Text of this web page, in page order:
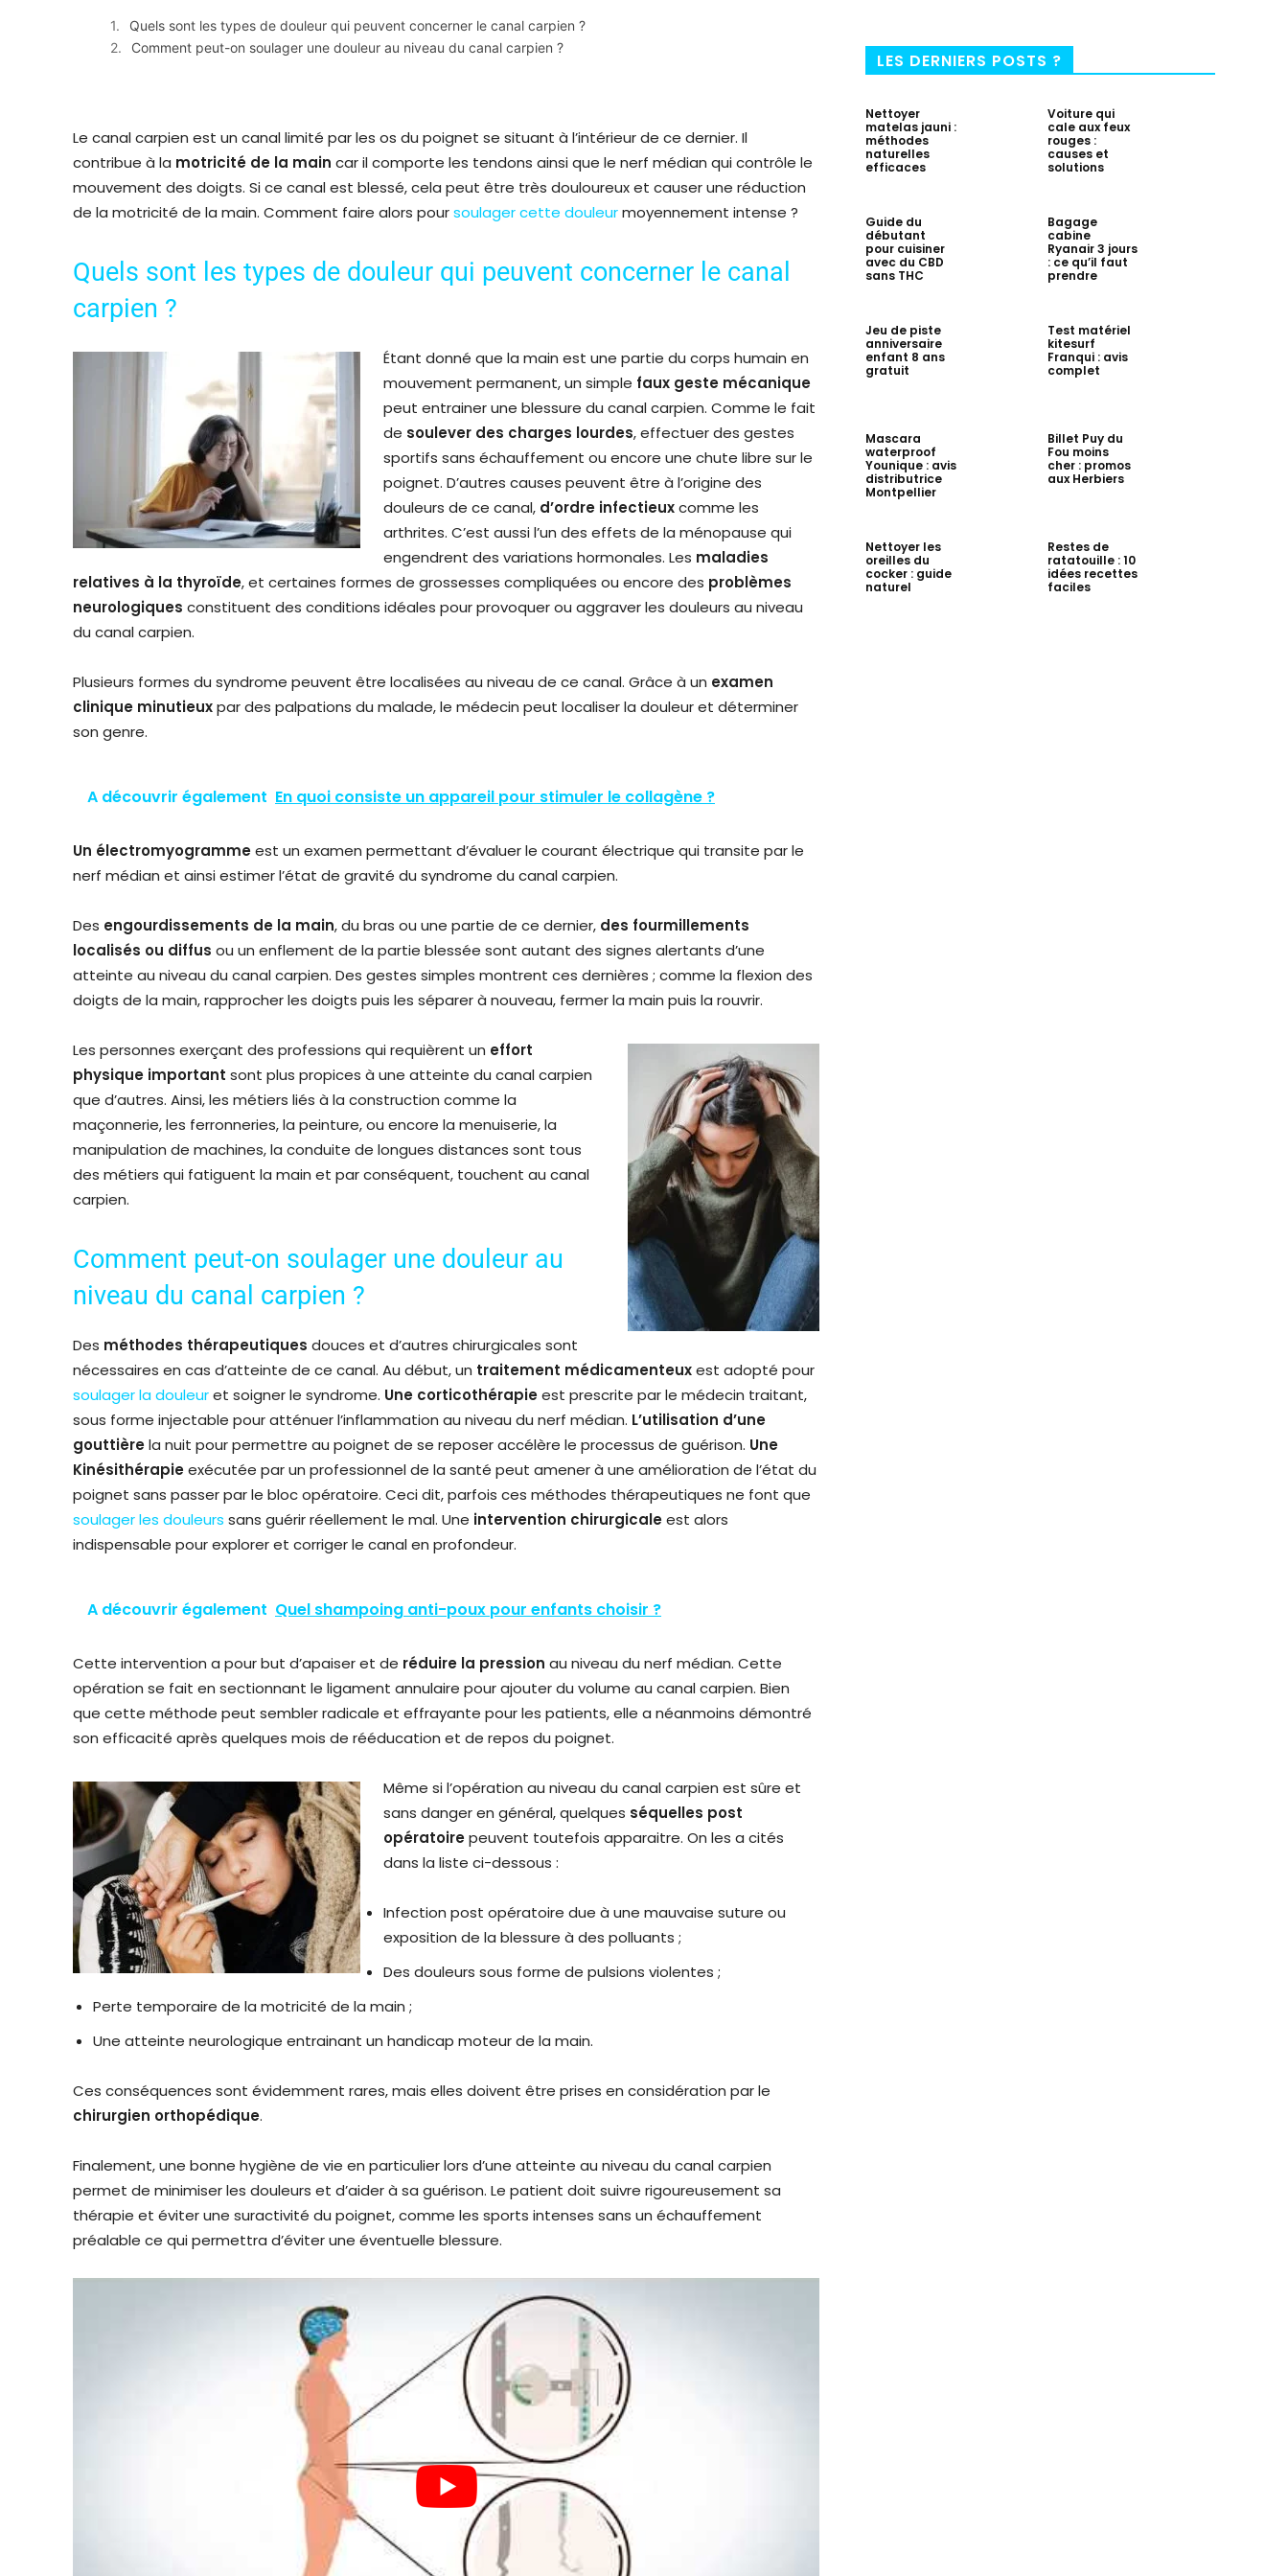
Quels sont les types de douleur qui peuvent concerner le canal carpien ?
Comment peut-on soulager une douleur au niveau du canal carpien ?
Le canal carpien est un canal limité par les os du poignet se situant à l’intérieur de ce dernier. Il
contribue à la motricité de la main car il comporte les tendons ainsi que le nerf médian qui contrôle le
mouvement des doigts. Si ce canal est blessé, cela peut être très douloureux et causer une réduction
de la motricité de la main. Comment faire alors poursoulager cette douleurmoyennement intense ?
Quels sont les types de douleur qui peuvent concerner le canal
carpien ?
Étant donné que la main est une partie du corps humain en
mouvement permanent, un simple faux geste mécanique
peut entrainer une blessure du canal carpien. Comme le fait
de soulever des charges lourdes, effectuer des gestes
sportifs sans échauffement ou encore une chute libre sur le
poignet. D’autres causes peuvent être à l’origine des
douleurs de ce canal, d’ordre infectieuxcomme les
arthrites. C’est aussi l’un des effets de la ménopause qui
engendrent des variations hormonales. Les maladies
relatives à la thyroïde, et certaines formes de grossesses compliquées ou encore des problèmes
neurologiques constituent des conditions idéales pour provoquer ou aggraver les douleurs au niveau
du canal carpien.
Plusieurs formes du syndrome peuvent être localisées au niveau de ce canal. Grâce à un examen
clinique minutieuxpar des palpations du malade, le médecin peut localiser la douleur et déterminer
son genre.
A découvrir également En quoi consiste un appareil pour stimuler le collagène ?
Un électromyogrammeest un examen permettant d’évaluer le courant électrique qui transite par le
nerf médian et ainsi estimer l’état de gravité du syndrome du canal carpien.
Des engourdissements de la main, du bras ou une partie de ce dernier, des fourmillements
localisés ou diffus ou un enflement de la partie blessée sont autant des signes alertants d’une
atteinte au niveau du canal carpien. Des gestes simples montrent ces dernières ; comme la flexion des
doigts de la main, rapprocher les doigts puis les séparer à nouveau, fermer la main puis la rouvrir.
Les personnes exerçant des professions qui requièrent un effort
physique important sont plus propices à une atteinte du canal carpien
que d’autres. Ainsi, les métiers liés à la construction comme la
maçonnerie, les ferronneries, la peinture, ou encore la menuiserie, la
manipulation de machines, la conduite de longues distances sont tous
des métiers qui fatiguent la main et par conséquent, touchent au canal
carpien.
Comment peut-on soulager une douleur au
niveau du canal carpien ?
Des méthodes thérapeutiques douces et d’autres chirurgicales sont
nécessaires en cas d’atteinte de ce canal. Au début, un traitement médicamenteuxest adopté pour
soulager la douleuret soigner le syndrome. Une corticothérapieest prescrite par le médecin traitant,
sous forme injectable pour atténuer l’inflammation au niveau du nerf médian. L’utilisation d’une
gouttièrela nuit pour permettre au poignet de se reposer accélère le processus de guérison. Une
Kinésithérapieexécutée par un professionnel de la santé peut amener à une amélioration de l’état du
poignet sans passer par le bloc opératoire. Ceci dit, parfois ces méthodes thérapeutiques ne font que
soulager les douleurs sans guérir réellement le mal. Une intervention chirurgicaleest alors
indispensable pour explorer et corriger le canal en profondeur.
A découvrir également Quel shampoing anti-poux pour enfants choisir ?
Cette intervention a pour but d’apaiser et de réduire la pression au niveau du nerf médian. Cette
opération se fait en sectionnant le ligament annulaire pour ajouter du volume au canal carpien. Bien
que cette méthode peut sembler radicale et effrayante pour les patients, elle a néanmoins démontré
son efficacité après quelques mois de rééducation et de repos du poignet.
Même si l’opération au niveau du canal carpien est sûre et
sans danger en général, quelques séquelles post
opératoirepeuvent toutefois apparaitre. On les a cités
dans la liste ci-dessous :
Infection post opératoire due à une mauvaise suture ou
exposition de la blessure à des polluants ;
Des douleurs sous forme de pulsions violentes ;
Perte temporaire de la motricité de la main ;
Une atteinte neurologique entrainant un handicap moteur de la main.
Ces conséquences sont évidemment rares, mais elles doivent être prises en considération par le
chirurgien orthopédique.
Finalement, une bonne hygiène de vie en particulier lors d’une atteinte au niveau du canal carpien
permet de minimiser les douleurs et d’aider à sa guérison. Le patient doit suivre rigoureusement sa
thérapie et éviter une suractivité du poignet, comme les sports intenses sans un échauffement
préalable ce qui permettra d’éviter une éventuelle blessure.
LES DERNIERS POSTS ?
Nettoyer
matelas jauni :
méthodes
naturelles
efficaces
Voiture qui
cale aux feux
rouges :
causes et
solutions
Guide du
débutant
pour cuisiner
avec du CBD
sans THC
Bagage
cabine
Ryanair 3 jours
: ce qu’il faut
prendre
Jeu de piste
anniversaire
enfant 8 ans
gratuit
Test matériel
kitesurf
Franqui : avis
complet
Mascara
waterproof
Younique : avis
distributrice
Montpellier
Billet Puy du
Fou moins
cher : promos
aux Herbiers
Nettoyer les
oreilles du
cocker : guide
naturel
Restes de
ratatouille : 10
idées recettes
faciles